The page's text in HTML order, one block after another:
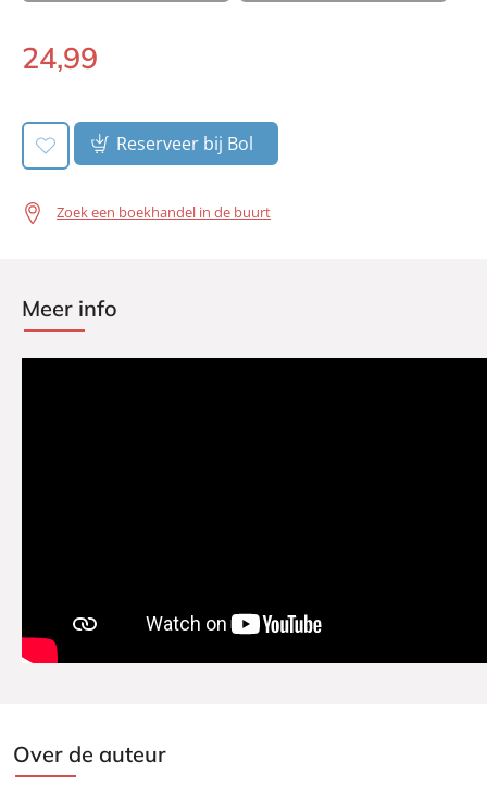
Paperback:
24,99
Reserveer bij Bol
Zoek een boekhandel in de buurt
Meer info
Over de auteur